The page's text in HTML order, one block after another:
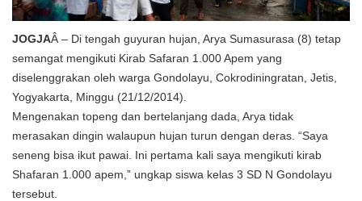
JOGJAÂ – Di tengah guyuran hujan, Arya Sumasurasa (8) tetap
semangat mengikuti Kirab Safaran 1.000 Apem yang
diselenggrakan oleh warga Gondolayu, Cokrodiningratan, Jetis,
Yogyakarta, Minggu (21/12/2014).
Mengenakan topeng dan bertelanjang dada, Arya tidak
merasakan dingin walaupun hujan turun dengan deras. “Saya
seneng bisa ikut pawai. Ini pertama kali saya mengikuti kirab
Shafaran 1.000 apem,” ungkap siswa kelas 3 SD N Gondolayu
tersebut.